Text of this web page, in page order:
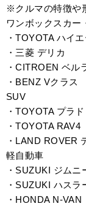
※クルマの特徴や
ワンボックスカー
・TOYOTA ハイ
・三菱 デリカ
・CITROEN ベル
・BENZ Vクラス
SUV
・TOYOTA プラド
・TOYOTA RAV4
・LAND ROVER
軽自動車
・SUZUKI ジムニ
・SUZUKI ハスラ
・HONDA N-VAN